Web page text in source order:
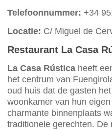
Telefoonnummer: +34
Locatie: C/ Miguel de
Restaurant La Casa
La Casa Rústica heeft
het centrum van
oud huis dat de gasten
woonkamer van hun
charmante binnenplaats
traditionele gerechten. De